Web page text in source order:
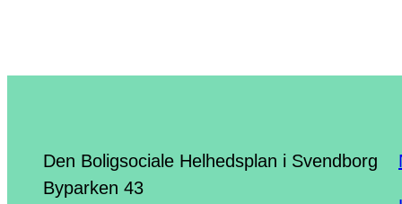
Den Boligsociale Helhedsplan i Svendborg
Byparken 43